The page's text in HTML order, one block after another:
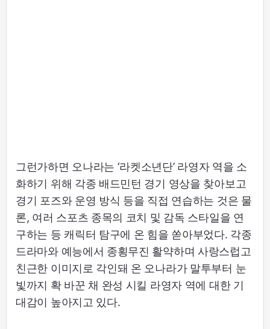
그런가하면 오나라는 ‘라켓소년단’ 라영자 역을 소
화하기 위해 각종 배드민턴 경기 영상을 찾아보고
경기 포즈와 운영 방식 등을 직접 연습하는 것은 물
론, 여러 스포츠 종목의 코치 및 감독 스타일을 연
구하는 등 캐릭터 탐구에 온 힘을 쏟아부었다. 각종
드라마와 예능에서 종횡무진 활약하며 사랑스럽고
친근한 이미지로 각인돼 온 오나라가 말투부터 눈
빛까지 확 바꾼 채 완성 시킬 라영자 역에 대한 기
대감이 높아지고 있다.